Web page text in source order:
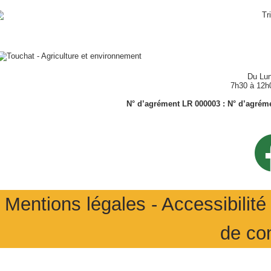
Du
7h30 à
N° d’agrément LR 000003 : N°
Mentions légales -
de